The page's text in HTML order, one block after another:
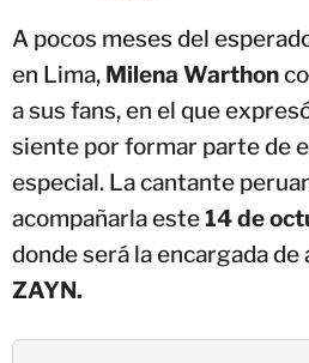
A pocos meses del
en Lima, Milena Warthon
a sus fans, en el que
siente por formar parte de
especial. La cantante
acompañarla este14 de
donde será la encargada
ZAYN.